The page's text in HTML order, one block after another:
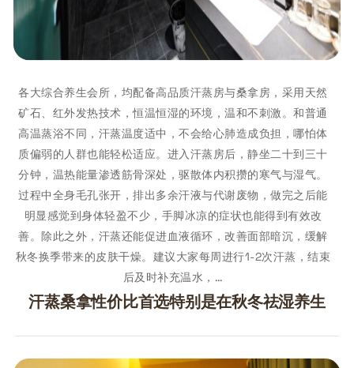
各大综合养生会所，均配备高品质汗蒸房与桑拿房，采用天然
矿石、红外发热技术，恒温恒湿的环境，温和不刺激。和普通
高温蒸浴不同，汗蒸温度适中，不会给心肺造成负担，哪怕体
质偏弱的人群也能轻松适应。进入汗蒸房后，静坐二十到三十
分钟，温热能量渗透筋骨深处，驱散体内积攒的寒气与湿气。
过程中全身毛孔张开，排出多余汗液与代谢废物，做完之后能
明显感觉到身体轻盈不少，手脚冰凉的症状也能得到有效改
善。除此之外，汗蒸还能促进血液循环，改善面部暗沉，缓解
秋冬换季带来的皮肤干燥。建议大家每周进行1-2次汗蒸，结束
后及时补充温水，…
汗蒸桑拿性价比首选特别是在秋冬祛湿养生